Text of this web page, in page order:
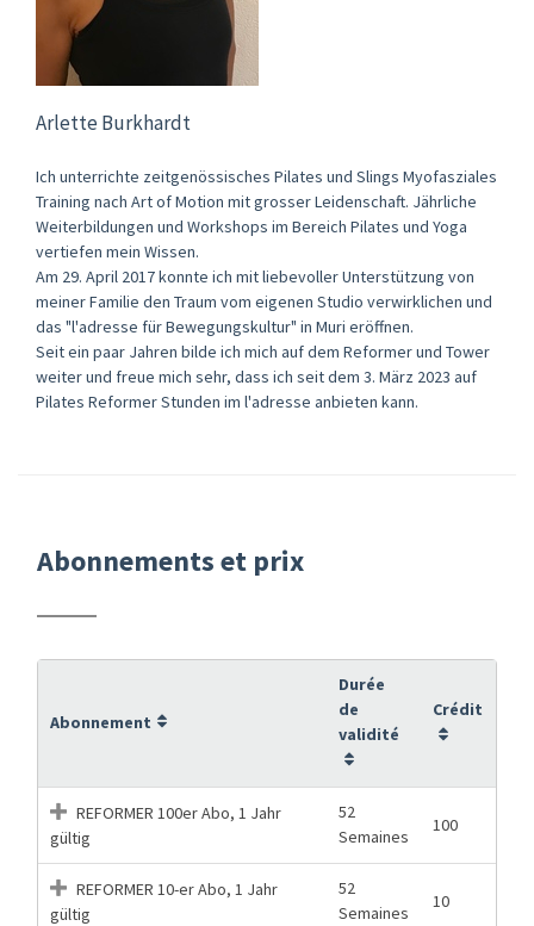
Arlette Burkhardt
Ich unterrichte zeitgenössisches Pilates und Slings Myofasziales
Training nach Art of Motion mit grosser Leidenschaft. Jährliche
Weiterbildungen und Workshops im Bereich Pilates und Yoga
vertiefen mein Wissen.
Am 29. April 2017 konnte ich mit liebevoller Unterstützung von
meiner Familie den Traum vom eigenen Studio verwirklichen und
das "l'adresse für Bewegungskultur" in Muri eröffnen.
Seit ein paar Jahren bilde ich mich auf dem Reformer und Tower
weiter und freue mich sehr, dass ich seit dem 3. März 2023 auf
Pilates Reformer Stunden im l'adresse anbieten kann.
Abonnements et prix
Abonnement
Durée
de
validité
Crédit
REFORMER 100er Abo, 1 Jahr
gültig
52
Semaines
100
REFORMER 10-er Abo, 1 Jahr
gültig
52
Semaines
10